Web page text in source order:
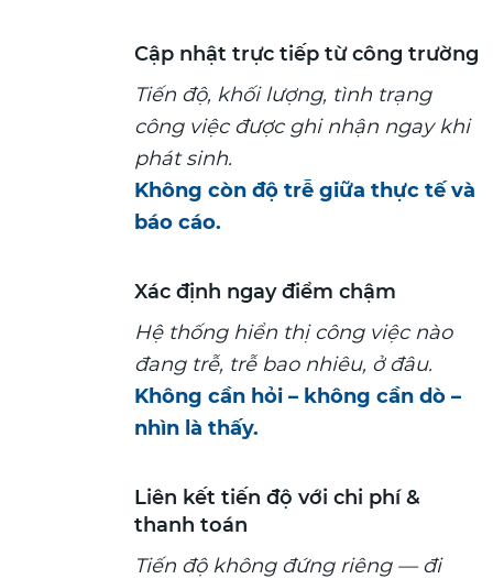
Cập nhật trực tiếp từ công trường
Tiến độ, khối lượng, tình trạng
công việc được ghi nhận ngay khi
phát sinh.
Không còn độ trễ giữa thực tế và
báo cáo.
Xác định ngay điểm chậm
Hệ thống hiển thị công việc nào
đang trễ, trễ bao nhiêu, ở đâu.
Không cần hỏi – không cần dò –
nhìn là thấy.
Liên kết tiến độ với chi phí &
thanh toán
Tiến độ không đứng riêng — đi